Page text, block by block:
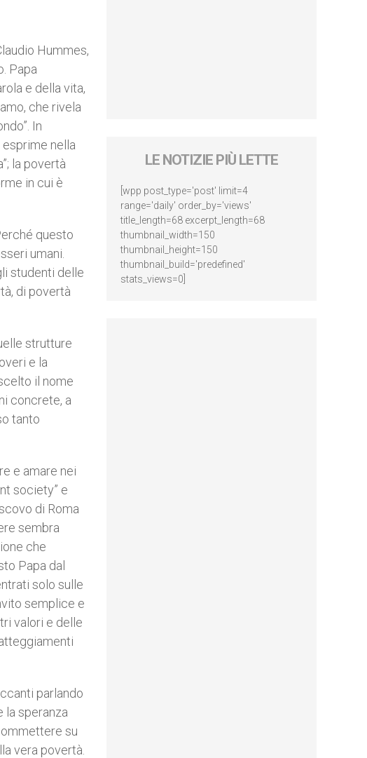
Hummes,
Papa
e della vita,
che rivela
In
nella
la povertà
in cui è
questo
umani.
studenti delle
di povertà
strutture
e la
il nome
concrete, a
tanto
e amare nei
society” e
di Roma
sembra
che
Papa dal
solo sulle
semplice e
valori e delle
parlando
la speranza
su
vera povertà.
LE NOTIZIE PIÙ LETTE
[wpp post_type='post' limit=4
range='daily' order_by='views'
title_length=68 excerpt_length=68
thumbnail_width=150
thumbnail_height=150
thumbnail_build='predefined'
stats_views=0]